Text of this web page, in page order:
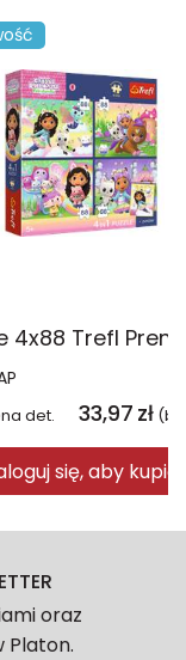
det. 33,97 zł
się, aby kupić
oraz
Platon.